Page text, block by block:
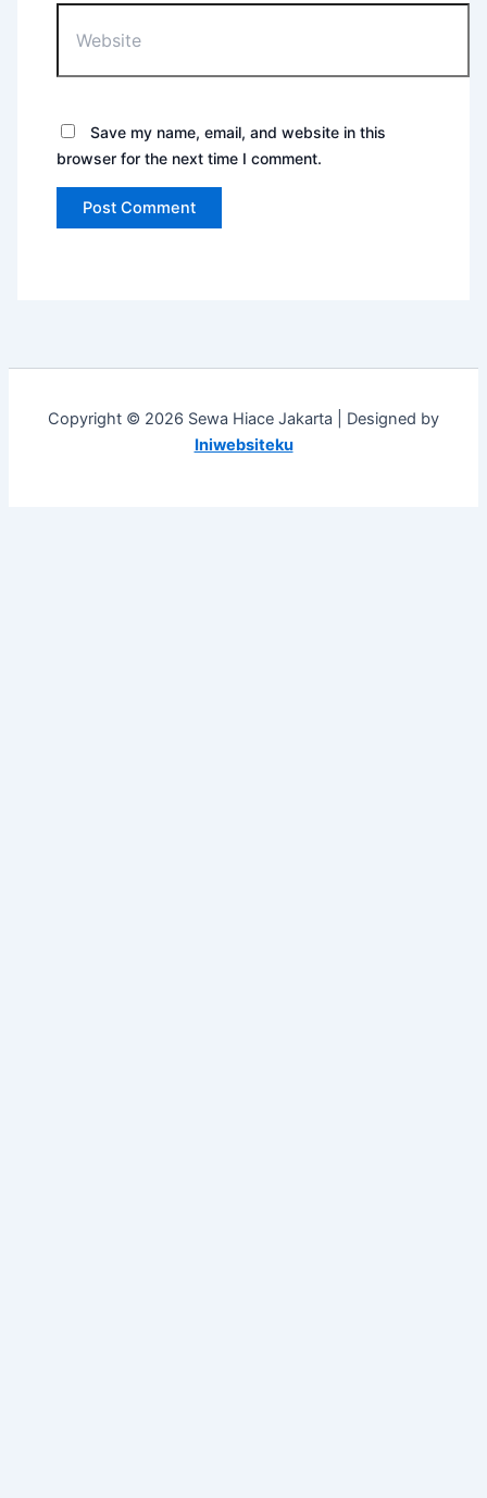
Save my name, email, and website in this
browser for the next time I comment.
Copyright © 2026 Sewa Hiace Jakarta | Designed by
Iniwebsiteku